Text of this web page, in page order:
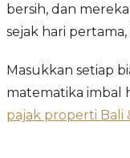
bersih, dan
sejak hari
Masukkan setiap
matematika imbal
pajak properti Bali